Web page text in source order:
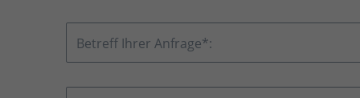
Betreff Ihrer Anfrage*: